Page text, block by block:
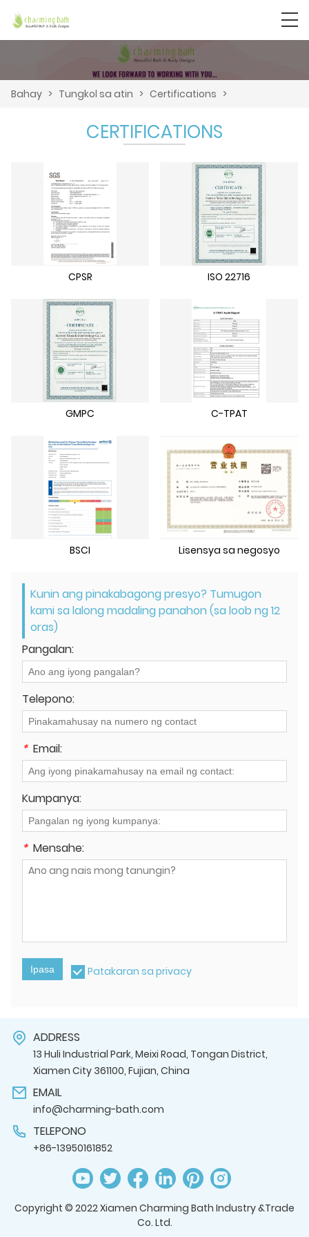
Bahay > Tungkol sa atin > Certifications >
CERTIFICATIONS
CPSR ISO 22716
GMPC C-TPAT
BSCI Lisensya sa negosyo
Kunin ang pinakabagong presyo? Tumugon
kami sa lalong madaling panahon (sa loob ng 12
oras)
Pangalan:
Telepono:
* Email:
Kumpanya:
* Mensahe:
Ipasa Patakaran sa privacy
ADDRESS
13 Huli Industrial Park, Meixi Road, Tongan District,
Xiamen City 361100, Fujian, China
EMAIL
info@charming-bath.com
TELEPONO
+86-13950161852
Copyright © 2022 Xiamen Charming Bath Industry &Trade
Co. Ltd.